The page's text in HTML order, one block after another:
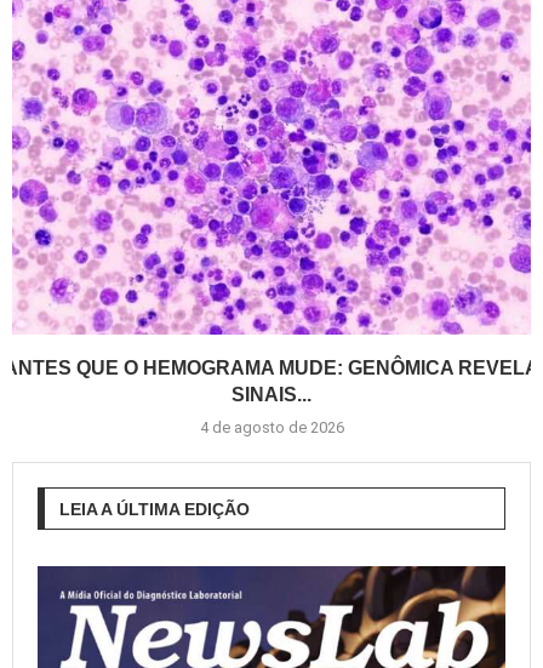
ANTES QUE O HEMOGRAMA MUDE: GENÔMICA REVELA
SINAIS...
4 de agosto de 2026
LEIA A ÚLTIMA EDIÇÃO